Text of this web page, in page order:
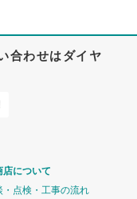
合わせはダイヤ
店について
・点検・工事の流れ